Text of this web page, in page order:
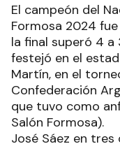
El campeón del
Formosa 2024
la final superó 4 a
festejó en el
Martín, en el
Confederación
que tuvo como
Salón Formosa).
José Sáez en